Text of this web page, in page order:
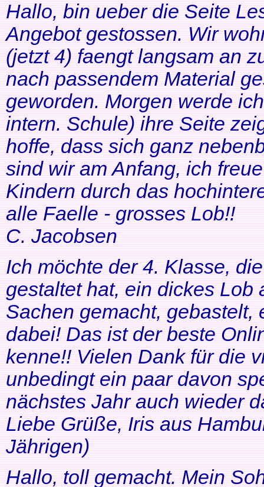
Hallo, bin ueber die Seite
Angebot gestossen. Wir
(jetzt 4) faengt langsam an
nach passendem Material
geworden. Morgen werde
intern. Schule) ihre Seite
hoffe, dass sich ganz
sind wir am Anfang, ich
Kindern durch das
alle Faelle - grosses Lob!!
C. Jacobsen
Ich möchte der 4. Klasse,
gestaltet hat, ein dickes Lob
Sachen gemacht, gebastelt,
dabei! Das ist der beste
kenne!! Vielen Dank für die
unbedingt ein paar davon
nächstes Jahr auch wieder
Liebe Grüße, Iris aus
Jährigen)
Hallo, toll gemacht. Mein